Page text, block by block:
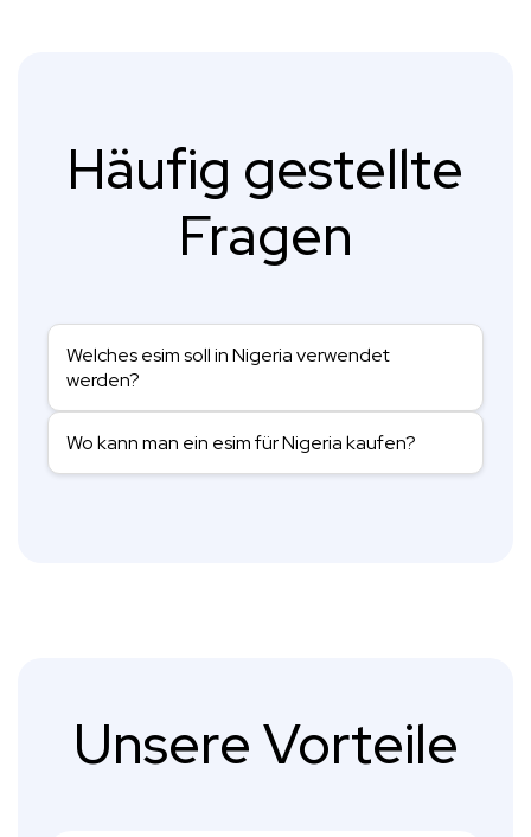
Häufig gestellte
Fragen
Welches esim soll in Nigeria verwendet
werden?
Wo kann man ein esim für Nigeria kaufen?
Unsere Vorteile